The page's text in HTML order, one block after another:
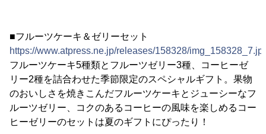
■フルーツケーキ＆ゼリーセット
https://www.atpress.ne.jp/releases/158328/
フルーツケーキ5種類とフルーツゼリー3種、コーヒーゼ
リー2種を詰合わせた季節限定のスペシャルギフト。果物
のおいしさを焼きこんだフルーツケーキとジューシーなフ
ルーツゼリー、コクのあるコーヒーの風味を楽しめるコー
ヒーゼリーのセットは夏のギフトにぴったり！